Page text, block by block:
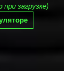
загрузке)